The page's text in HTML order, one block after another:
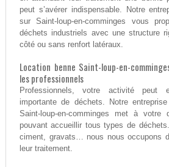
peut s’avérer indispensable. Notre
sur Saint-loup-en-comminges vous
déchets industriels avec une structure
côté ou sans renfort latéraux.
Location benne Saint-loup-en-
les professionnels
Professionnels, votre activité peut
importante de déchets. Notre
Saint-loup-en-comminges met à votre
pouvant accueillir tous types de
ciment, gravats… nous nous occupons
leur traitement.